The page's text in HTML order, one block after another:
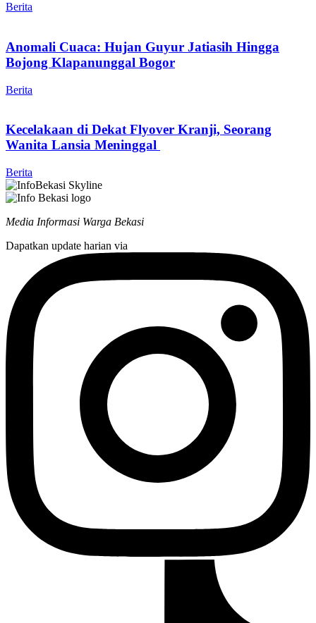
Berita
Anomali Cuaca: Hujan Guyur Jatiasih Hingga
Bojong Klapanunggal Bogor
Berita
Kecelakaan di Dekat Flyover Kranji, Seorang
Wanita Lansia Meninggal
Berita
Media Informasi Warga Bekasi
Dapatkan update harian via